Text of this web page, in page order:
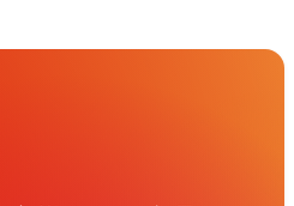
い合わせ